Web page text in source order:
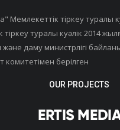
Мемлекеттік тіркеу туралы
тіркеу туралы куәлік 2014
даму министрлігі
комитетімен берілген
OUR PROJECTS